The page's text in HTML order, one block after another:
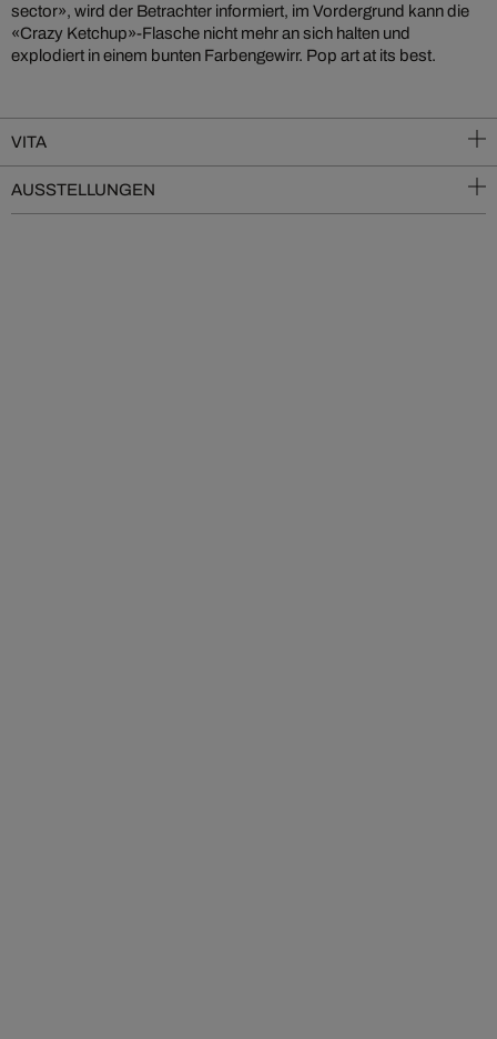
sector», wird der Betrachter informiert, im Vordergrund kann die
«Crazy Ketchup»-Flasche nicht mehr an sich halten und
explodiert in einem bunten Farbengewirr. Pop art at its best.
VITA
AUSSTELLUNGEN